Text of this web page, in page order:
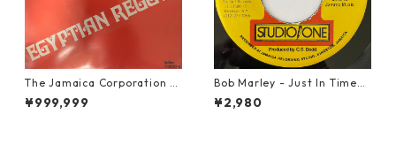
The Jamaica Corporation -
Egyptian Reggae【7-2080
4】
¥999,999
Bob Marley - Just In Time
【7-20778】
¥2,980